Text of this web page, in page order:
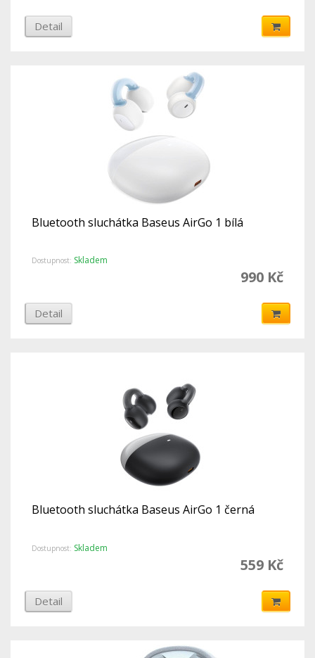
Detail
Bluetooth sluchátka Baseus AirGo 1 bílá
Dostupnost: Skladem
990 Kč
Detail
Bluetooth sluchátka Baseus AirGo 1 černá
Dostupnost: Skladem
559 Kč
Detail